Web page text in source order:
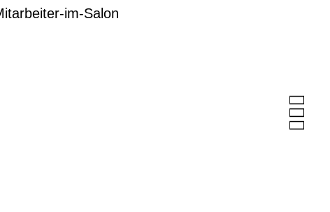


